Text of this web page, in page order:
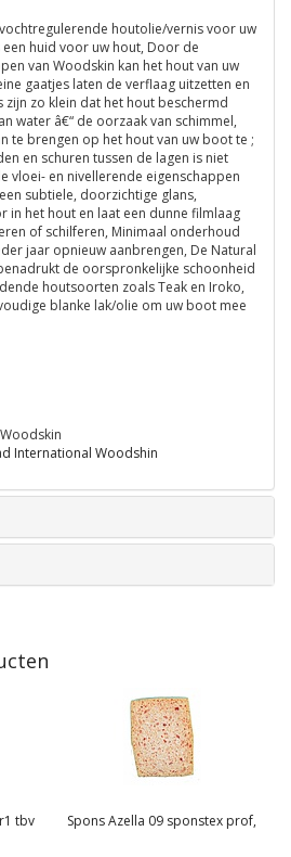
houtolie/vernis voor uw
huid voor uw hout, Door de
van Woodskin kan het hout van uw
gaatjes laten de verflaag uitzetten en
zijn zo klein dat het hout beschermd
water â€“ de oorzaak van schimmel,
te brengen op het hout van uw boot te ;
en schuren tussen de lagen is niet
vloei- en nivellerende eigenschappen
subtiele, doorzichtige glans,
het hout en laat een dunne filmlaag
of schilferen, Minimaal onderhoud
jaar opnieuw aanbrengen, De Natural
de oorspronkelijke schoonheid
houtsoorten zoals Teak en Iroko,
blanke lak/olie om uw boot mee
International Woodshin
tbv
Spons Azella 09 sponstex prof,